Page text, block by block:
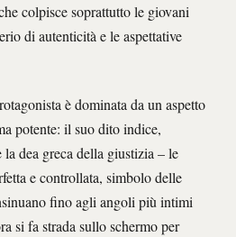
colpisce soprattutto le giovani
di autenticità e le aspettative
è dominata da un aspetto
potente: il suo dito indice,
dea greca della giustizia – le
e controllata, simbolo delle
fino agli angoli più intimi
si fa strada sullo schermo per